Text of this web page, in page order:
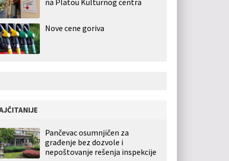
na Platou Kulturnog centra
Nove cene goriva
Pančevac osumnjičen za
građenje bez dozvole i
nepoštovanje rešenja inspekcije